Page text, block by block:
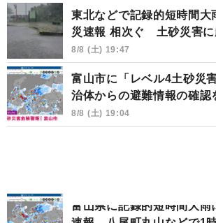
東北などで記録的短時間大
災速報 相次ぐ 土砂災害に
8/8 (土) 19:47
富山市に「レベル4土砂災
治体からの避難情報の確認
8/8 (土) 19:04
富山県に記録的短時間大雨